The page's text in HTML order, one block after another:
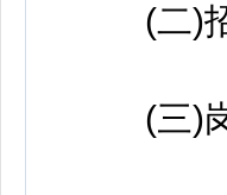
(二)招
(三)岗